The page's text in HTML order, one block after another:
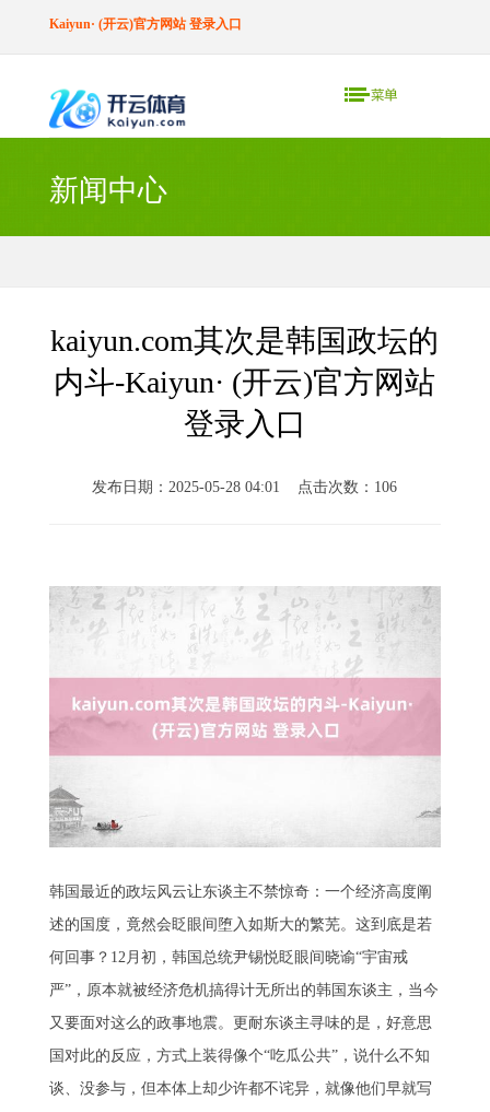
Kaiyun· (开云)官方网站 登录入口
新闻中心
kaiyun.com其次是韩国政坛的
内斗-Kaiyun· (开云)官方网站
登录入口
发布日期：2025-05-28 04:01 点击次数：106
韩国最近的政坛风云让东谈主不禁惊奇：一个经济高度阐
述的国度，竟然会眨眼间堕入如斯大的繁芜。这到底是若
何回事？12月初，韩国总统尹锡悦眨眼间晓谕“宇宙戒
严”，原本就被经济危机搞得计无所出的韩国东谈主，当今
又要面对这么的政事地震。更耐东谈主寻味的是，好意思
国对此的反应，方式上装得像个“吃瓜公共”，说什么不知
谈、没参与，但本体上却少许都不诧异，就像他们早就写